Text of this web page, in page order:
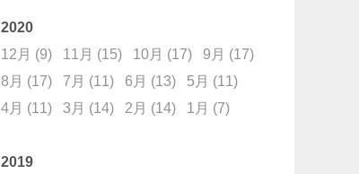
2020
12月 (9) 11月 (15) 10月 (17) 9月 (17)
8月 (17) 7月 (11) 6月 (13) 5月 (11)
4月 (11) 3月 (14) 2月 (14) 1月 (7)
2019